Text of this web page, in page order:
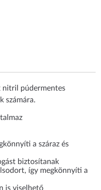
nitril púdermentes
számára.
a száraz és
biztosítanak
így megkönnyíti a
is viselhető